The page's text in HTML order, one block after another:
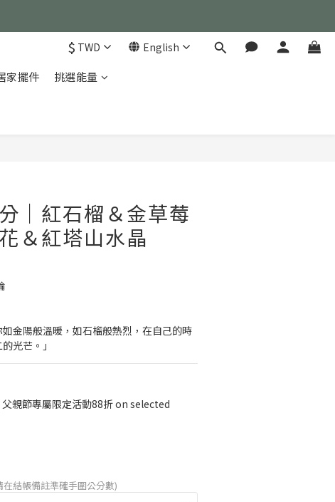
）
$ TWD English
家擺件
挑選能量
｜紅石榴＆金草莓
＆紅塔山水晶
金陽般溫暖，如石榴般熱烈，在自己的時
光芒。」
父親節專屬限定活動88折 on selected
結帳備註準確手圍公分數)